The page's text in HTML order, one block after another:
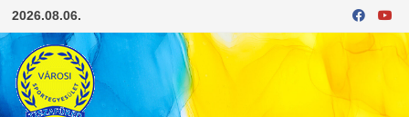
Skip
to
content
2026.08.06.